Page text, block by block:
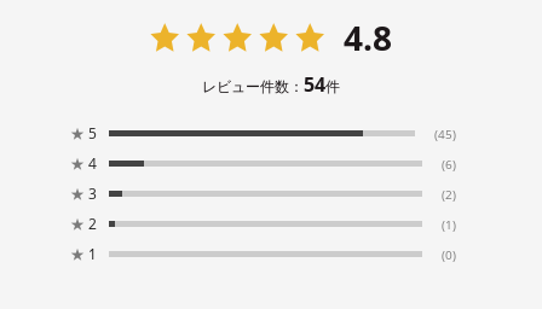
4.8
レビュー件数： 54件
★ 5 (45)
★ 4 (6)
★ 3 (2)
★ 2 (1)
★ 1 (0)